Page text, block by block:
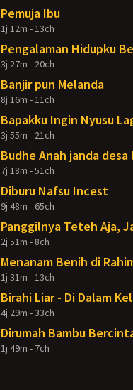
Pemuja Ibu
1j 12m - 13ch
Pengalaman Hidupku
3j 27m - 20ch
Banjir pun Melanda
8j 16m - 11ch
Bapakku Ingin Nyusu
3j 55m - 21ch
Budhe Anah janda
7j 18m - 51ch
Diburu Nafsu Incest
9j 48m - 65ch
Panggilnya Teteh Aja,
2j 51m - 8ch
Menanam Benih di
1j 31m - 13ch
Birahi Liar - Di Dalam
4j 29m - 33ch
Dirumah Bambu
1j 49m - 7ch